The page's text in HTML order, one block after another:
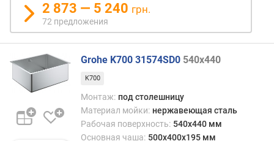
с
о
т
д
ш
2 873 — 5 240 грн.
72 предложения
Grohe K700 31574SD0 540x440
K700
Монтаж: под столешницу
Материал мойки: нержавеющая сталь
Рабочая поверхность: 540x440 мм
Основная чаша: 500x400x195 мм